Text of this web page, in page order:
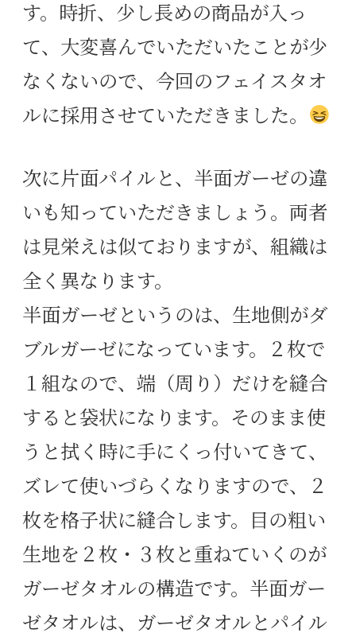
す。時折、少し長めの商品が入っ
て、大変喜んでいただいたことが少
なくないので、今回のフェイスタオ
ルに採用させていただきました。
次に片面パイルと、半面ガーゼの違
いも知っていただきましょう。両者
は見栄えは似ておりますが、組織は
全く異なります。
半面ガーゼというのは、生地側がダ
ブルガーゼになっています。２枚で
１組なので、端（周り）だけを縫合
すると袋状になります。そのまま使
うと拭く時に手にくっ付いてきて、
ズレて使いづらくなりますので、２
枚を格子状に縫合します。目の粗い
生地を２枚・３枚と重ねていくのが
ガーゼタオルの構造です。半面ガー
ゼタオルは、ガーゼタオルとパイル